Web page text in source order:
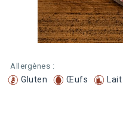
Allergènes :
Gluten Œufs Lait